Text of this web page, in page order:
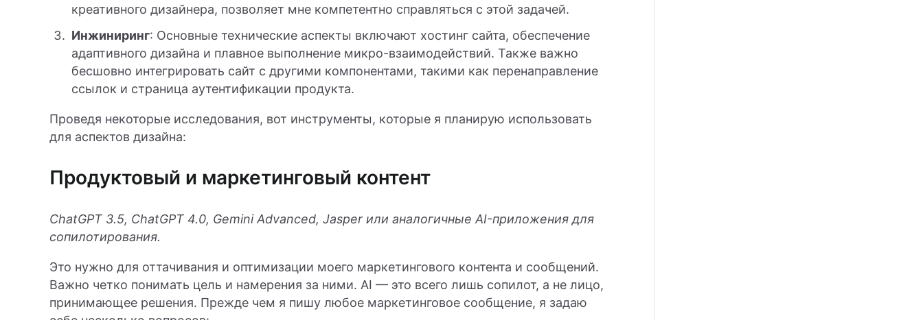
креативного дизайнера, позволяет мне компетентно справляться с этой задачей.
Инжиниринг: Основные технические аспекты включают хостинг сайта, обеспечение
адаптивного дизайна и плавное выполнение микро-взаимодействий. Также важно
бесшовно интегрировать сайт с другими компонентами, такими как перенаправление
ссылок и страница аутентификации продукта.
Проведя некоторые исследования, вот инструменты, которые я планирую использовать
для аспектов дизайна:
Продуктовый и маркетинговый контент
ChatGPT 3.5, ChatGPT 4.0, Gemini Advanced, Jasper или аналогичные AI-приложения для
сопилотирования.
Это нужно для оттачивания и оптимизации моего маркетингового контента и сообщений.
Важно четко понимать цель и намерения за ними. AI — это всего лишь сопилот, а не лицо,
принимающее решения. Прежде чем я пишу любое маркетинговое сообщение, я задаю